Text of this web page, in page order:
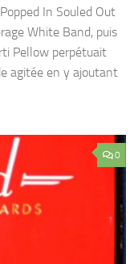
In Souled Out
White Band, puis
Pellow perpétuait
agitée en y ajoutant
0